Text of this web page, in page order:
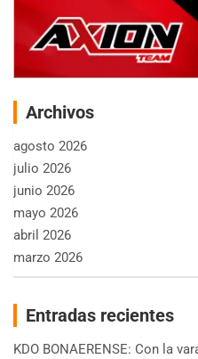
Archivos
agosto 2026
julio 2026
junio 2026
mayo 2026
abril 2026
marzo 2026
Entradas recientes
KDO BONAERENSE: Con la